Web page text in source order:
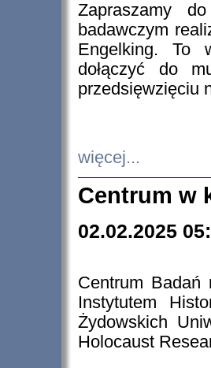
Zapraszamy
badawczym
Engelking. To
dołączyć do
przedsięwzięciu
więcej...
Centrum w
02.02.2025
Centrum Badań
Instytutem
Żydowskich
Holocaust